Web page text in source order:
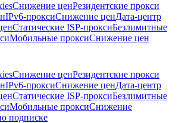
Снижение ценРезидентские прокси
IPv6-проксиСнижение ценДата-центр
Статические ISP-проксиБезлимитные
Мобильные проксиСнижение цен
Снижение ценРезидентские прокси
IPv6-проксиСнижение ценДата-центр
Статические ISP-проксиБезлимитные
Мобильные проксиСнижение
подписке